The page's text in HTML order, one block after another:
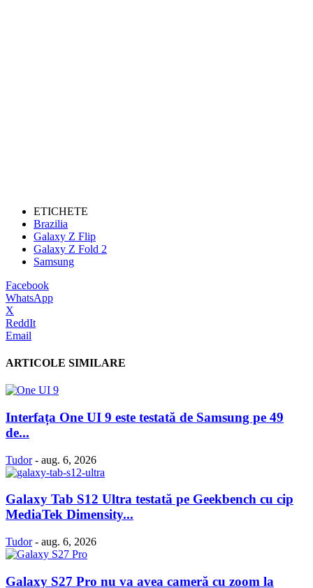
ETICHETE
Brazilia
Galaxy Z Flip
Galaxy Z Fold 2
Samsung
Facebook
WhatsApp
X
ReddIt
Email
ARTICOLE SIMILARE
Interfața One UI 9 este testată de Samsung pe 49
de...
Tudor - aug. 6, 2026
Galaxy Tab S12 Ultra testată pe Geekbench cu cip
MediaTek Dimensity...
Tudor - aug. 6, 2026
Galaxy S27 Pro nu va avea cameră cu zoom la